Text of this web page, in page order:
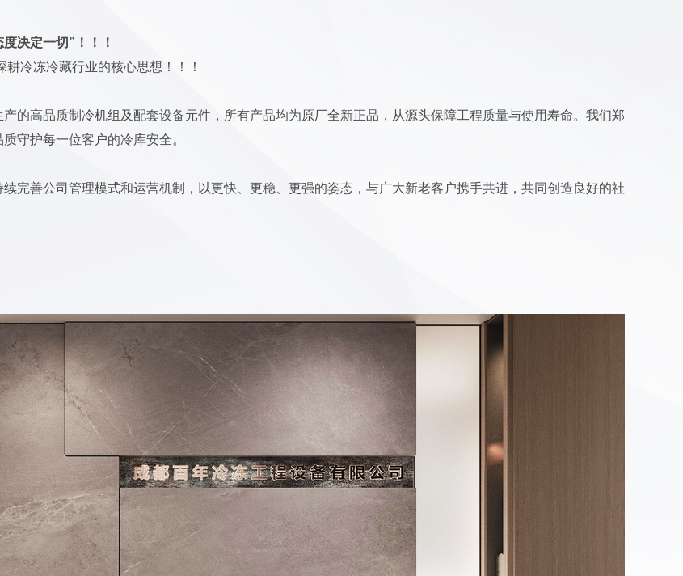
决定一切”！！！
冷冻冷藏行业的核心思想！！！
产的高品质制冷机组及配套设备元件，所有产品均为原厂全新正品，从源头保障工程质量与使用寿命。我们郑
守护每一位客户的冷库安全。
完善公司管理模式和运营机制，以更快、更稳、更强的姿态，与广大新老客户携手共进，共同创造良好的社